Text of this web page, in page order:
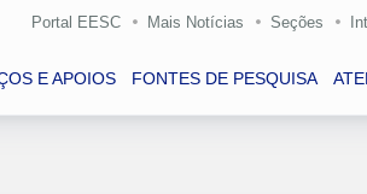
Portal EESC Mais Notícias Seções
E APOIOS FONTES DE PESQUISA